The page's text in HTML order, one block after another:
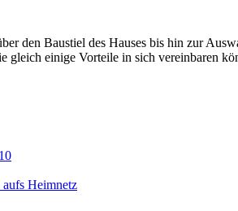
den Baustiel des Hauses bis hin zur
gleich einige Vorteile in sich vereinbaren
Heimnetz